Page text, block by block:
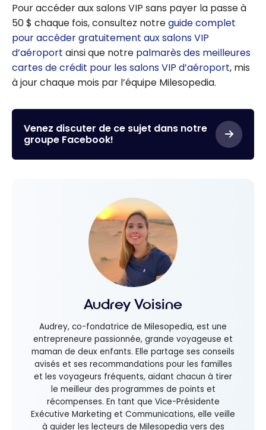
Pour accéder aux salons VIP sans payer la passe à
50 $ chaque fois, consultez notreguide complet
pour accéder gratuitement aux salons VIP
d’aéroport ainsi que notre palmarès des meilleures
cartes de crédit pour les salons VIP d’aéroport, mis
à jour chaque mois par l’équipe Milesopedia.
Venez discuter de ce sujet dans notre
groupe Facebook!
Audrey Voisine
Audrey, co-fondatrice de Milesopedia, est une
entrepreneure passionnée, grande voyageuse et
maman de deux enfants. Elle partage ses conseils
avisés et ses recommandations pour les familles
et les voyageurs fréquents, aidant chacun à tirer
le meilleur des programmes de points et
récompenses. En tant que Vice-Présidente
Exécutive Marketing et Communications, elle veille
à guider les lecteurs de Milesopedia vers des